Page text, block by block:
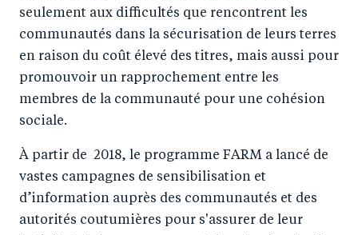
seulement aux difficultés que rencontrent les
communautés dans la sécurisation de leurs terres
en raison du coût élevé des titres, mais aussi pour
promouvoir un rapprochement entre les
membres de la communauté pour une cohésion
sociale.
À partir de 2018, le programme FARM a lancé de
vastes campagnes de sensibilisation et
d’information auprès des communautés et des
autorités coutumières pour s'assurer de leur